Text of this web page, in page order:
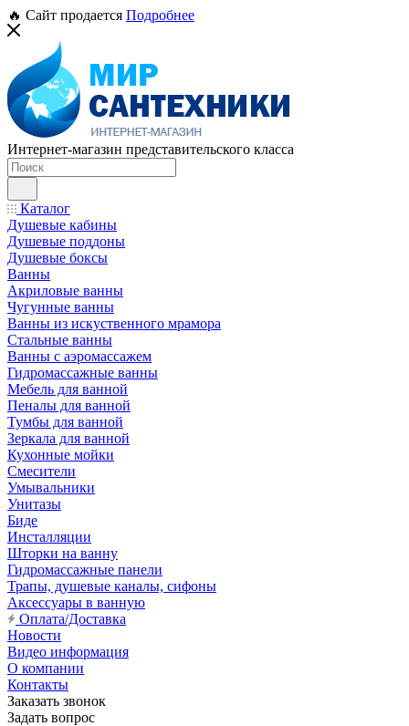
🔥 Сайт продается Подробнее
Интернет-магазин представительского класса
Каталог
Душевые кабины
Душевые поддоны
Душевые боксы
Ванны
Акриловые ванны
Чугунные ванны
Ванны из искуственного мрамора
Стальные ванны
Ванны с аэромассажем
Гидромассажные ванны
Мебель для ванной
Пеналы для ванной
Тумбы для ванной
Зеркала для ванной
Кухонные мойки
Смесители
Умывальники
Унитазы
Биде
Инсталляции
Шторки на ванну
Гидромассажные панели
Трапы, душевые каналы, сифоны
Аксессуары в ванную
Оплата/Доставка
Новости
Видео информация
О компании
Контакты
Заказать звонок
Задать вопрос